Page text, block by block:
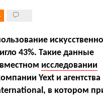
43%. Такие данные
исследовании
Yext и агентства
в котором